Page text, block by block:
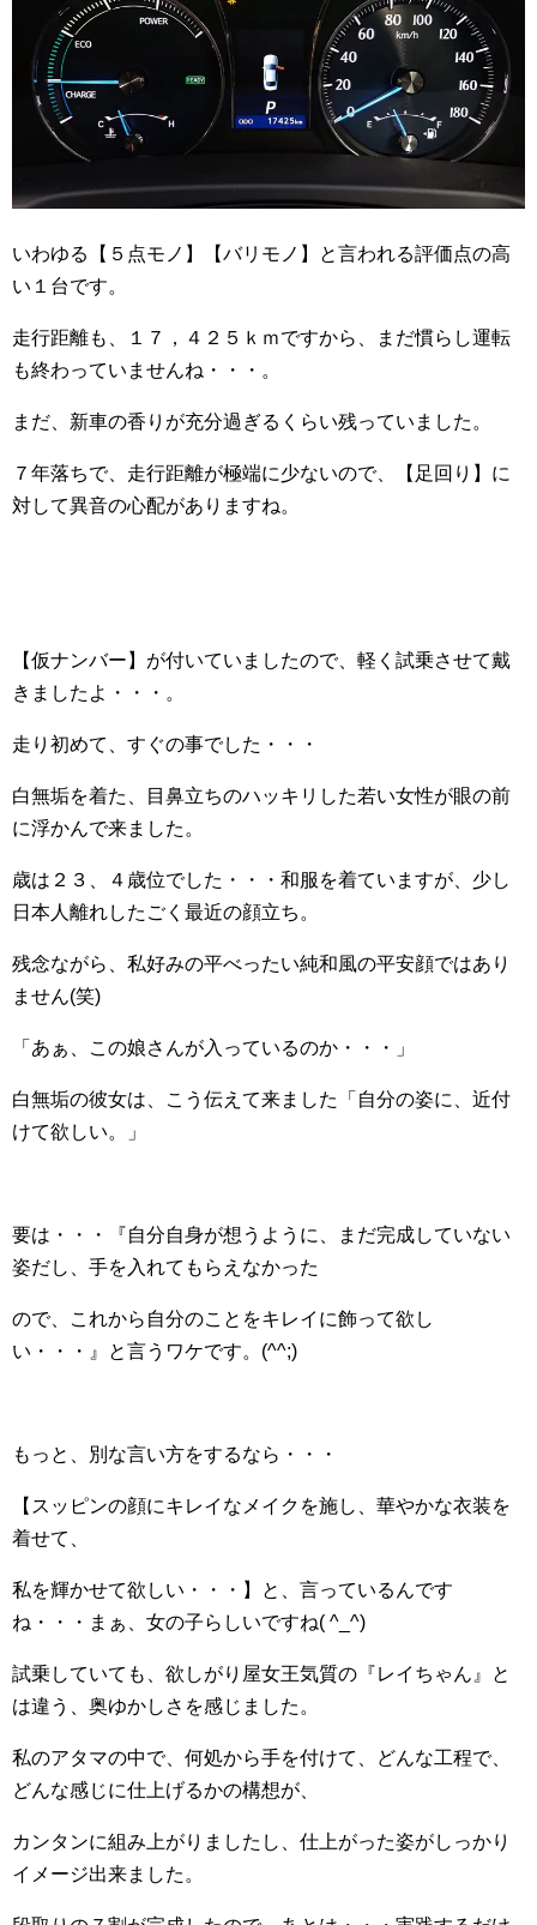
いわゆる【５点モノ】【バリモノ】と言われる評価点の高
い１台です。
走行距離も、１７，４２５ｋｍですから、まだ慣らし運転
も終わっていませんね・・・。
まだ、新車の香りが充分過ぎるくらい残っていました。
７年落ちで、走行距離が極端に少ないので、【足回り】に
対して異音の心配がありますね。
【仮ナンバー】が付いていましたので、軽く試乗させて戴
きましたよ・・・。
走り初めて、すぐの事でした・・・
白無垢を着た、目鼻立ちのハッキリした若い女性が眼の前
に浮かんで来ました。
歳は２３、４歳位でした・・・和服を着ていますが、少し
日本人離れしたごく最近の顔立ち。
残念ながら、私好みの平べったい純和風の平安顔ではあり
ません(笑)
「あぁ、この娘さんが入っているのか・・・」
白無垢の彼女は、こう伝えて来ました「自分の姿に、近付
けて欲しい。」
要は・・・『自分自身が想うように、まだ完成していない
姿だし、手を入れてもらえなかった
ので、これから自分のことをキレイに飾って欲し
い・・・』と言うワケです。(^^;)
もっと、別な言い方をするなら・・・
【スッピンの顔にキレイなメイクを施し、華やかな衣装を
着せて、
私を輝かせて欲しい・・・】と、言っているんです
ね・・・まぁ、女の子らしいですね( ^_^)
試乗していても、欲しがり屋女王気質の『レイちゃん』と
は違う、奥ゆかしさを感じました。
私のアタマの中で、何処から手を付けて、どんな工程で、
どんな感じに仕上げるかの構想が、
カンタンに組み上がりましたし、仕上がった姿がしっかり
イメージ出来ました。